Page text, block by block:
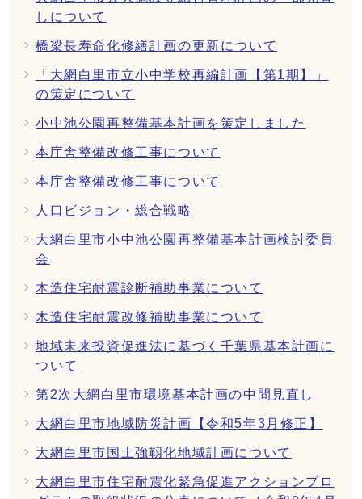
しについて
橋梁長寿命化修繕計画の更新について
「大網白里市立小中学校再編計画【第1期】」
の策定について
小中池公園再整備基本計画を策定しました
本庁舎整備改修工事について
本庁舎整備改修工事について
人口ビジョン・総合戦略
大網白里市小中池公園再整備基本計画検討委員
会
木造住宅耐震診断補助事業について
木造住宅耐震改修補助事業について
地域未来投資促進法に基づく千葉県基本計画に
ついて
第2次大網白里市環境基本計画の中間見直し
大網白里市地域防災計画【令和5年3月修正】
大網白里市国土強靱化地域計画について
大網白里市住宅耐震化緊急促進アクションプロ